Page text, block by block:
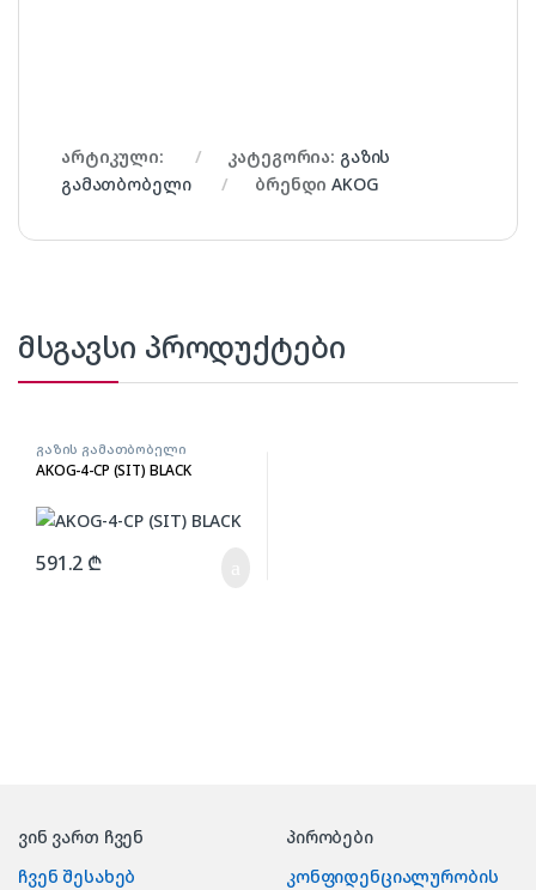
არტიკული: კატეგორია: გაზის
გამათბობელი
ბრენდიAKOG
მსგავსი პროდუქტები
გაზის გამათბობელი
AKOG-4-CP (SIT) BLACK
591.2 ₾
ვინ ვართ ჩვენ
ჩვენ შესახებ
პირობები
კონფიდენციალურობის